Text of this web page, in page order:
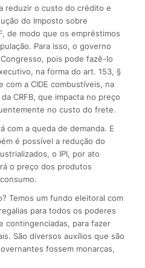
reduzir o custo do crédito e
do Imposto sobre
de modo que os empréstimos
Para isso, o governo
pois pode fazê-lo
na forma do art. 153, §
com a CIDE combustíveis, na
CRFB, que impacta no preço
no custo do frete.
com a queda de demanda. E
é possível a redução do
o IPI, por ato
o preço dos produtos
Temos um fundo eleitoral com
para todos os poderes
contingenciadas, para fazer
São diversos auxílios que são
fossem monarcas,